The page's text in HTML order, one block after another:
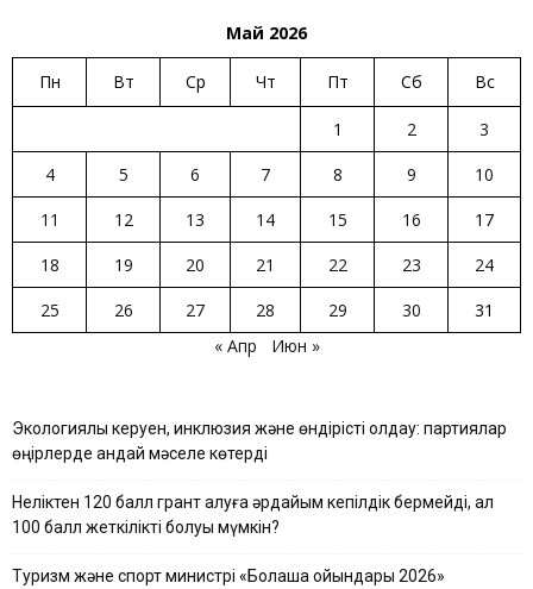
Май 2026
Пн Вт Ср Чт Пт Сб Вс
1 2
3
4
5 6 7 8 9
10
11
12 13 14 15 16
17
18
19 20 21 22 23
24
25
26 27 28 29 30
31
« Апр
Июн »
Экологиялық керуен, инклюзия және өндірісті қолдау: партиялар
өңірлерде қандай мәселе көтерді
Неліктен 120 балл грант алуға әрдайым кепілдік бермейді, ал
100 балл жеткілікті болуы мүмкін?
Туризм және спорт министрі «Болашақ ойындары 2026»